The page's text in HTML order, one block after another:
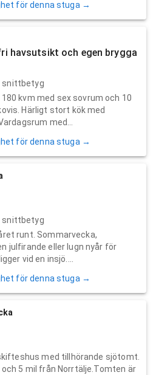
för denna stuga →
havsutsikt och egen brygga
snittbetyg
kvm med sex sovrum och 10
Härligt stort kök med
med...
för denna stuga →
snittbetyg
runt. Sommarvecka,
julfirande eller lugn nyår för
vid en insjö....
för denna stuga →
med tillhörande sjötomt.
5 mil från Norrtälje.Tomten är